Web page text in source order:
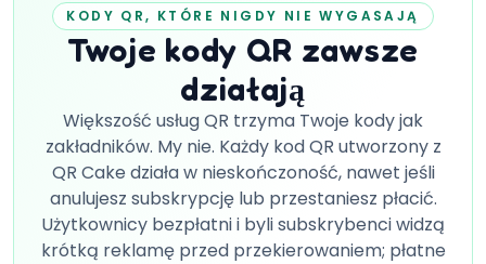
KODY QR, KTÓRE NIGDY NIE WYGASAJĄ
Twoje kody QR zawsze
działają
Większość usług QR trzyma Twoje kody jak
zakładników. My nie. Każdy kod QR utworzony z
QR Cake działa w nieskończoność, nawet jeśli
anulujesz subskrypcję lub przestaniesz płacić.
Użytkownicy bezpłatni i byli subskrybenci widzą
krótką reklamę przed przekierowaniem; płatne